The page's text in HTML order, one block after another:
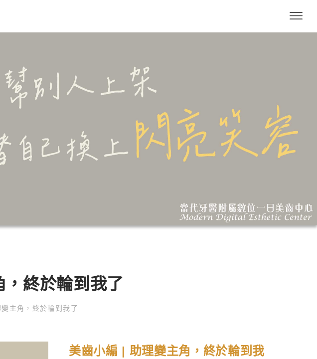
終於輪到我了
主角，終於輪到我了
美齒小編 | 助理變主角，終於輪到我